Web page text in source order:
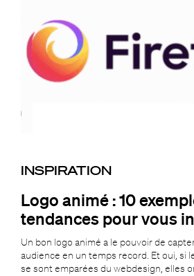
INSPIRATION
Logo animé : 10
tendances pour vous
Un bon logo animé a le pouvoir de
audience en un temps record. Et oui, si
se sont emparées du webdesign, elles